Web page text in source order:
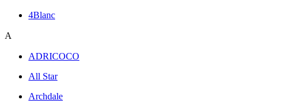
4Blanc
A
ADRICOCO
All Star
Archdale